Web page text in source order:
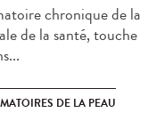
chronique de la
de la santé, touche
DE LA PEAU